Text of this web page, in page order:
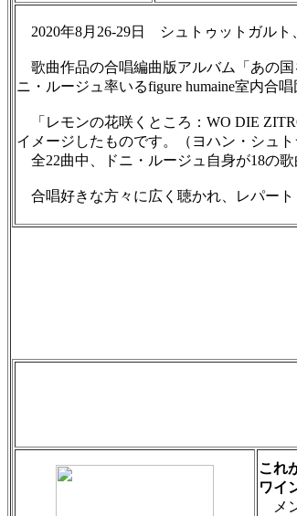
2020年8月26-29日 シュトゥットガルト
歌曲作品の合唱編曲版アルバム「あの国
ニ・ルージュ率いるfigure humaine室内合唱
「レモンの花咲くところ：WO DIE
イメージしたものです。（ヨハン・シュ
全22曲中、ドニ・ルージュ自身が18の
合唱好きな方々に広く聴かれ、レパート
これ
ワイ
メ